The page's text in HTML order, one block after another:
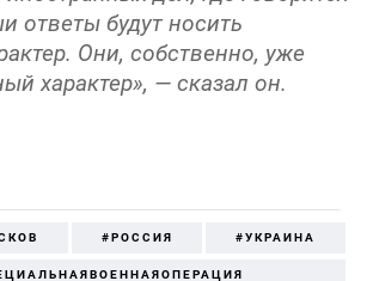
ответы будут носить
Они, собственно, уже
характер», — сказал он.
#РОССИЯ #УКРАИНА